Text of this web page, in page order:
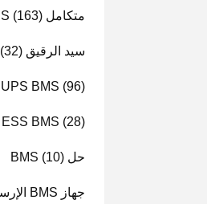
متكامل BMS (163)
سيد الرقيق BMS (32)
UPS BMS (96)
ESS BMS (28)
حل BMS (10)
جهاز BMS الإرسال